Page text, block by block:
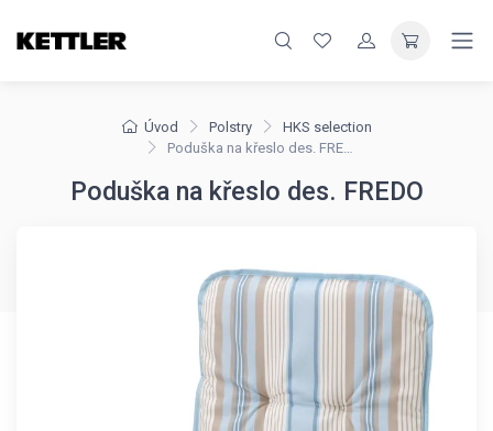
Úvod Polstry
HKS selection
Poduška na křeslo des. FREDO
Poduška na křeslo des. FREDO